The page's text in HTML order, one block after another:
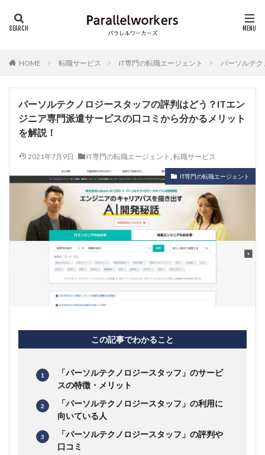
HOME 転職サービス IT専門の転職エージェント パーソルテ
パーソルテクノロジースタッフの評判はどう？ITエン
ジニア専門派遣サービスの口コミから分かるメリット
を解説！
2021年7月9日 IT専門の転職エージェント , 転職サービス
IT専門の転職エージェント
この記事でわかること
「パーソルテクノロジースタッフ」のサービ
スの特徴・メリット
「パーソルテクノロジースタッフ」の利用に
向いている人
「パーソルテクノロジースタッフ」の評判や
口コミ